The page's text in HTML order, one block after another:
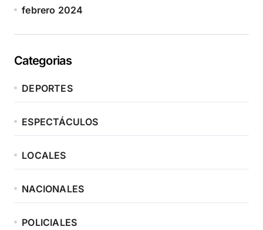
febrero 2024
Categorias
DEPORTES
ESPECTÁCULOS
LOCALES
NACIONALES
POLICIALES